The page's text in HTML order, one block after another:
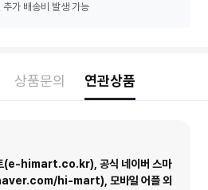
가 배송비 발생 가능
상품문의 연관상품
트(e-himart.co.kr), 공식 네이버 스마
hi-mart), 모바일 어플 외